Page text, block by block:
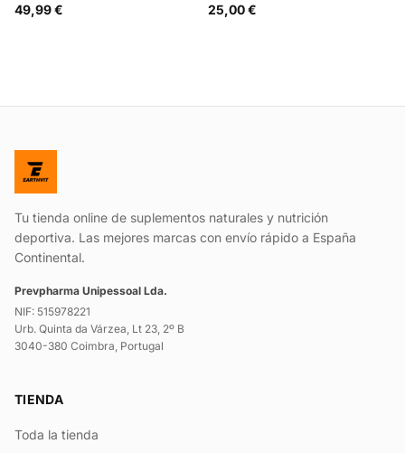
49,99 € 25,00 €
Tu tienda online de suplementos naturales y nutrición
deportiva. Las mejores marcas con envío rápido a España
Continental.
Prevpharma Unipessoal Lda.
NIF: 515978221
Urb. Quinta da Várzea, Lt 23, 2º B
3040-380 Coimbra, Portugal
TIENDA
Toda la tienda